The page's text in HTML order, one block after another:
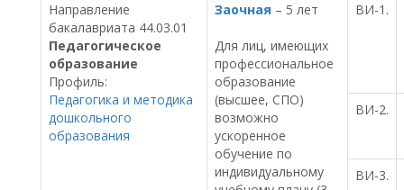
Направление
бакалавриата 44.03.01
Педагогическое
образование
Профиль:
Педагогика и методика
дошкольного
образования
Заочная – 5 лет
Для лиц, имеющих
профессиональное
образование
(высшее, СПО)
возможно
ускоренное
обучение по
индивидуальному
ВИ-1.
ВИ-2.
ВИ-3.